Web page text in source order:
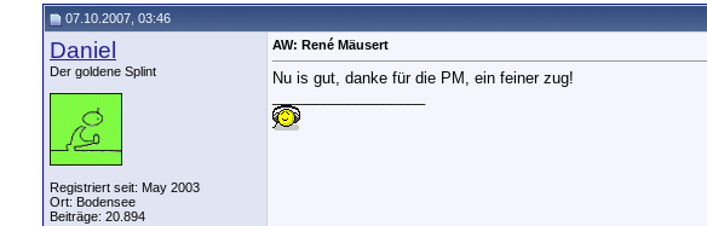
07.10.2007, 03:46
Daniel
Der goldene Splint
Registriert seit: May 2003
Ort: Bodensee
Beiträge: 20.894
AW: René Mäusert
Nu is gut, danke für die PM, ein feiner zug!